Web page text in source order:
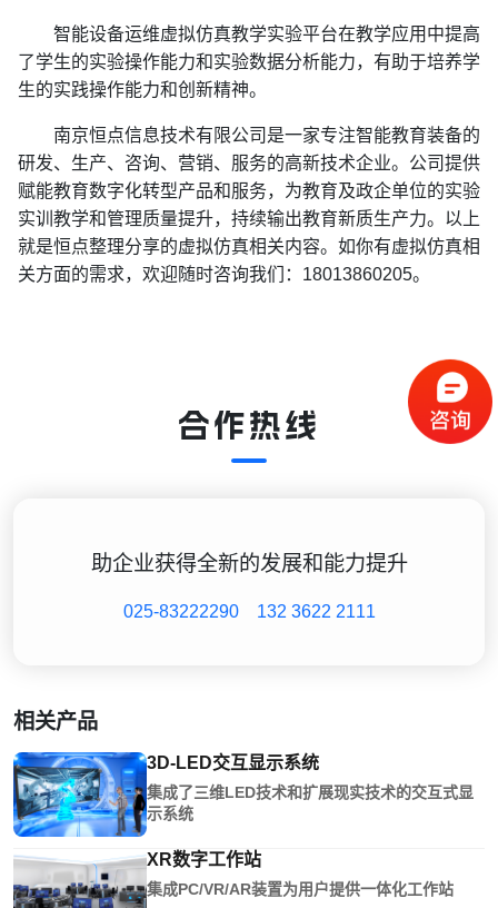
智能设备运维虚拟仿真教学实验平台在教学应用中提高
了学生的实验操作能力和实验数据分析能力，有助于培养学
生的实践操作能力和创新精神。
南京恒点信息技术有限公司是一家专注智能教育装备的
研发、生产、咨询、营销、服务的高新技术企业。公司提供
赋能教育数字化转型产品和服务，为教育及政企单位的实验
实训教学和管理质量提升，持续输出教育新质生产力。以上
就是恒点整理分享的虚拟仿真相关内容。如你有虚拟仿真相
关方面的需求，欢迎随时咨询我们：18013860205。
合作热线
助企业获得全新的发展和能力提升
025-83222290 132 3622 2111
相关产品
3D-LED交互显示系统
集成了三维LED技术和扩展现实技术的交互式显
示系统
XR数字工作站
集成PC/VR/AR装置为用户提供一体化工作站